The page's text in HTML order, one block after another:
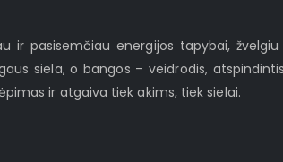
ir pasisemčiau energijos tapybai,
siela, o bangos – veidrodis,
ir atgaiva tiek akims, tiek sielai.